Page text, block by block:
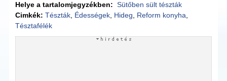
Helye a tartalomjegyzékben: Sütőben sült tészták
Cimkék: Tészták Édességek Hideg Reform konyha
Tésztafélék